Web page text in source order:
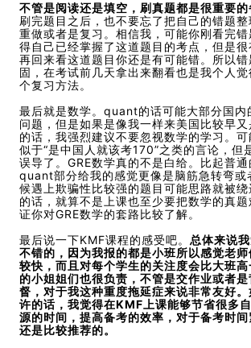
不管是阅读还是填空，刷真题都是很重要的
刷完题目之后，也不要忘了把自己的错题
重做或者是复习。相信我，可能你刚看完
得自己已经掌握了这道题目的考点，但是
再回来看这道题目你还是有可能错。所以
固，在考试前几天拿出来翻看也是我个人
个复习方法。
最后就是数学。quant的话可能大部分国内
问题，但是如果是像我一样来美国比较早
的话，我强烈建议不要忽视数学的学习。
似于“是中国人就该考170”之类的言论，但
误导了。GRE数学真的不是白给。比起普通
quant部分给我的感觉更像是脑筋急转弯或
候遇上欺骗性比较强的题目可能思路就被
的话，就算不是上课也至少要把数学的真
证你对GRE数学的套路比较了解。
最后说一下KMF课程的感受吧。 总体来说
不错的，因为我报的都是小班所以感觉老
较快，而且对每个学生的关注度会比大班
的小姐姐们也很负责，不管是交作业或者
督，对于我这种重度拖延症来说非常友好
许的话，我觉得在KMF上课能够节省很多
源的时间，提高备考的效率，对于备考时
还是比较推荐的。